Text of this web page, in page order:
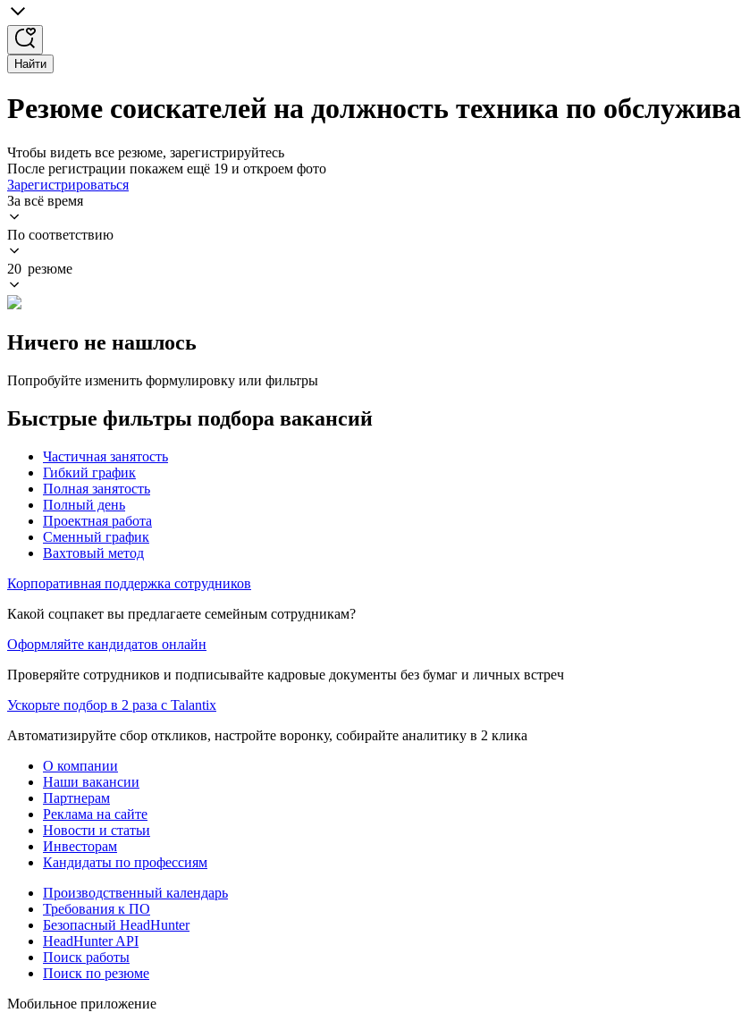
Найти
Резюме соискателей на должность техника по
Чтобы видеть все резюме, зарегистрируйтесь
После регистрации покажем ещё 19 и откроем фото
Зарегистрироваться
За всё время
По соответствию
20 резюме
Ничего не нашлось
Попробуйте изменить формулировку или фильтры
Быстрые фильтры подбора вакансий
Частичная занятость
Гибкий график
Полная занятость
Полный день
Проектная работа
Сменный график
Вахтовый метод
Корпоративная поддержка сотрудников
Какой соцпакет вы предлагаете семейным сотрудникам?
Оформляйте кандидатов онлайн
Проверяйте сотрудников и подписывайте кадровые документы без бумаг и личных встреч
Ускорьте подбор в 2 раза с Talantix
Автоматизируйте сбор откликов, настройте воронку, собирайте аналитику в 2 клика
О компании
Наши вакансии
Партнерам
Реклама на сайте
Новости и статьи
Инвесторам
Кандидаты по профессиям
Производственный календарь
Требования к ПО
Безопасный HeadHunter
HeadHunter API
Поиск работы
Поиск по резюме
Мобильное приложение